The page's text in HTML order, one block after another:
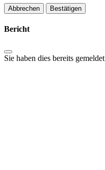
Bestätigen
Bericht
Sie haben dies bereits gemeldet